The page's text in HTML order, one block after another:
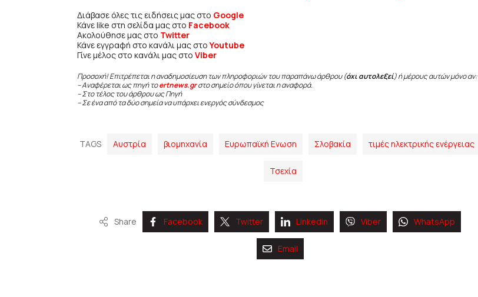
Διάβασε όλες τις ειδήσεις μας στο Google
Κάνε like στη σελίδα μας στο Facebook
Ακολούθησε μας στο Twitter
Κάνε εγγραφή στο κανάλι μας στοYoutube
Γίνε μέλος στο κανάλι μας στο Viber
Προσοχή! Επιτρέπεται η αναδημοσίευση των πληροφοριών του παραπάνω άρθρου (όχι αυτολεξεί) ή μέρους αυτών μόνο αν:
– Αναφέρεται ως πηγή τοertnews.gr στο σημείο όπου γίνεται η αναφορά.
– Στο τέλος του άρθρου ως Πηγή
– Σε ένα από τα δύο σημεία να υπάρχει ενεργός σύνδεσμος
TAGS Αυστρία βιομηχανία Ευρωπαϊκή Ενωση Σλοβακία τιμές ηλεκτρικής ενέργειας
Τσεχία
Share Facebook Twitter Linkedin Viber WhatsApp
Email